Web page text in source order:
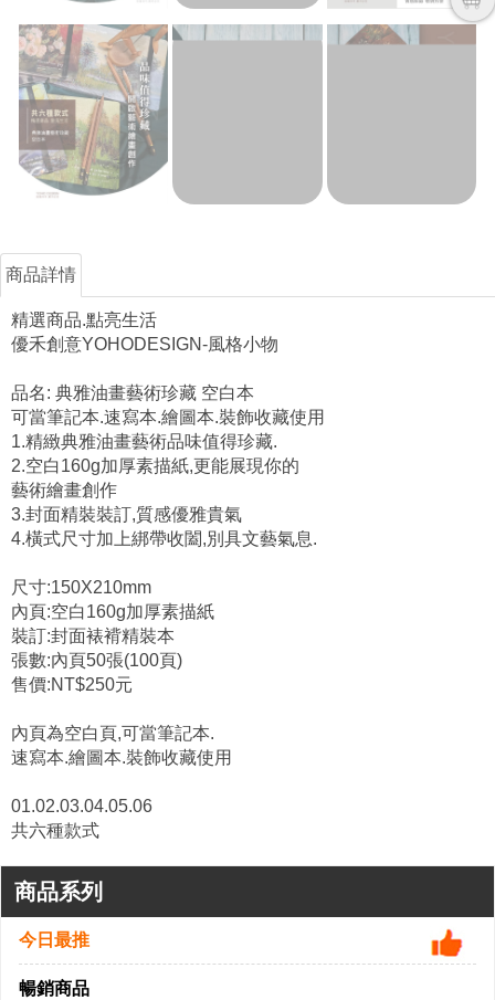
商品詳情
精選商品.點亮生活
優禾創意YOHODESIGN-風格小物
可當筆記本.速寫本.繪圖本.裝飾收藏使用
1.精緻典雅油畫藝術品味值得珍藏.
2.空白160g加厚素描紙,更能展現你的
藝術繪畫創作
3.封面精裝裝訂,質感優雅貴氣
尺寸:150X210mm
裝訂:封面裱褙精裝本
張數:內頁50張(100頁)
內頁為空白頁,可當筆記本.
速寫本.繪圖本.裝飾收藏使用
01.02.03.04.05.06